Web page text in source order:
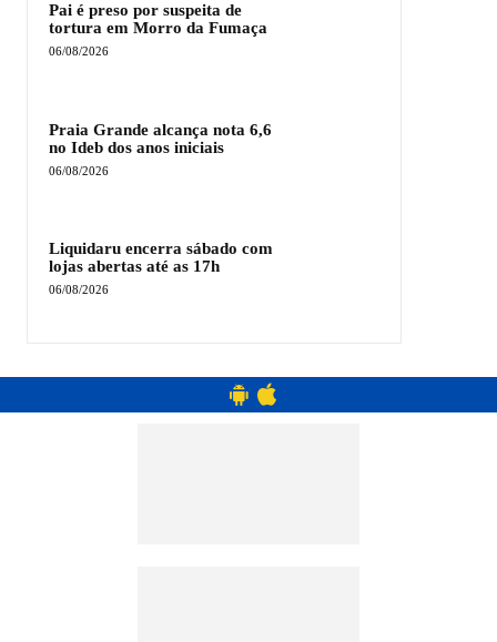
Pai é preso por suspeita de
tortura em Morro da Fumaça
06/08/2026
Praia Grande alcança nota 6,6
no Ideb dos anos iniciais
06/08/2026
Liquidaru encerra sábado com
lojas abertas até as 17h
06/08/2026